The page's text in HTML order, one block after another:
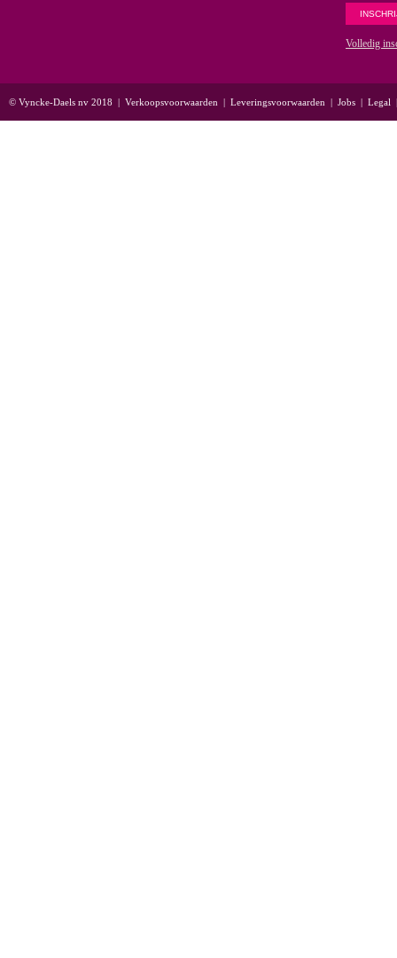
Volledig
© Vyncke-Daels nv 2018 | Verkoopsvoorwaarden | Leveringsvoorwaarden | Jobs | Legal